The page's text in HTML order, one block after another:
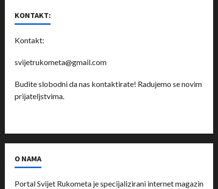
KONTAKT:
Kontakt:
svijetrukometa@gmail.com
Budite slobodni da nas kontaktirate! Radujemo se novim
prijateljstvima.
O NAMA
Portal Svijet Rukometa je specijalizirani internet magazin